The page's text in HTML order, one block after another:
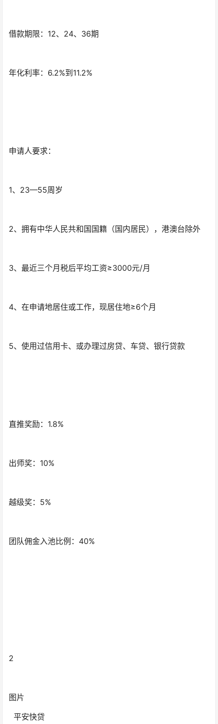
借款期限：12、24、36期
年化利率：6.2%到11.2%
申请人要求：
1、23—55周岁
2、拥有中华人民共和国国籍（国内居民），港澳台除外
3、最近三个月税后平均工资≥3000元/月
4、在申请地居住或工作，现居住地≥6个月
5、使用过信用卡、或办理过房贷、车贷、银行贷款
直推奖励：1.8%
出师奖：10%
越级奖：5%
团队佣金入池比例：40%
2
图片
平安快贷